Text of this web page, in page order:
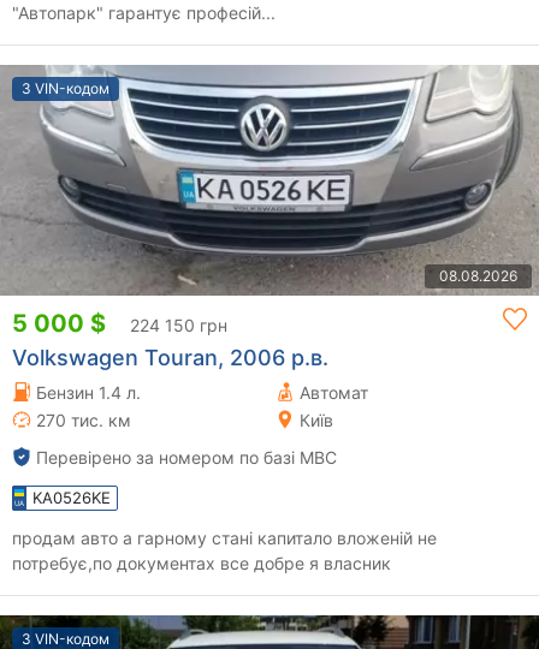
"Автопарк" гарантує професій...
З VIN-кодом
08.08.2026
5 000 $ 224 150 грн
Volkswagen Touran, 2006 р.в.
Бензин 1.4 л.
Автомат
270 тис. км
Київ
Перевірено за номером по базі МВС
KA0526KE
продам авто а гарному стані капитало вложеній не
потребує,по документах все добре я власник
З VIN-кодом